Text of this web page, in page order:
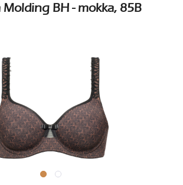
Molding BH - mokka, 85B